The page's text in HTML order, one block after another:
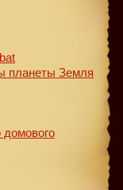
планеты Земля
домового